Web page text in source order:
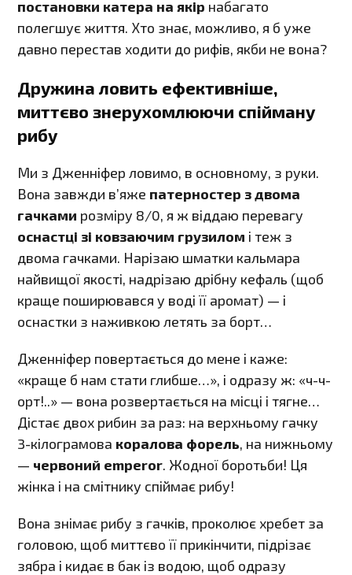
постановки катера на якір набагато
полегшує життя. Хто знає, можливо, я б уже
давно перестав ходити до рифів, якби не вона?
Дружина ловить ефективніше,
миттєво знерухомлюючи спійману
рибу
Ми з Дженніфер ловимо, в основному, з руки.
Вона завжди в’яже патерностер з двома
гачками розміру 8/0, я ж віддаю перевагу
оснастці зі ковзаючим грузилом і теж з
двома гачками. Нарізаю шматки кальмара
найвищої якості, надрізаю дрібну кефаль (щоб
краще поширювався у воді її аромат) — і
оснастки з наживкою летять за борт…
Дженніфер повертається до мене і каже:
«краще б нам стати глибше…», і одразу ж: «ч-ч-
орт!..» — вона розвертається на місці і тягне…
Дістає двох рибин за раз: на верхньому гачку
3-кілограмова коралова форель, на нижньому
— червоний emperor. Жодної боротьби! Ця
жінка і на смітнику спіймає рибу!
Вона знімає рибу з гачків, проколює хребет за
головою, щоб миттєво її прикінчити, підрізає
зябра і кидає в бак із водою, щоб одразу